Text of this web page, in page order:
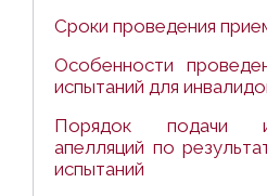
Сроки проведения
Особенности
испытаний для
Порядок подачи
апелляций по
испытаний